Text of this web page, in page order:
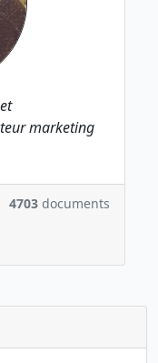
marketing
4703 documents